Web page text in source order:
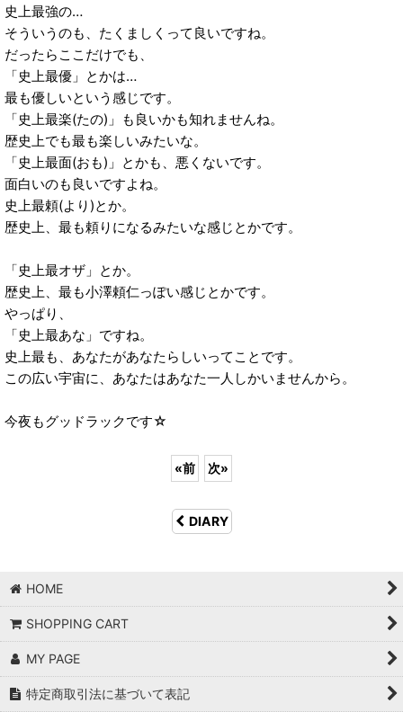
史上最強の…
そういうのも、たくましくって良いですね。
だったらここだけでも、
「史上最優」とかは…
最も優しいという感じです。
「史上最楽(たの)」も良いかも知れませんね。
歴史上でも最も楽しいみたいな。
「史上最面(おも)」とかも、悪くないです。
面白いのも良いですよね。
史上最頼(より)とか。
歴史上、最も頼りになるみたいな感じとかです。
「史上最オザ」とか。
歴史上、最も小澤頼仁っぽい感じとかです。
やっぱり、
「史上最あな」ですね。
史上最も、あなたがあなたらしいってことです。
この広い宇宙に、あなたはあなた一人しかいませんから。
今夜もグッドラックです☆
«前 次»
DIARY
HOME
SHOPPING CART
MY PAGE
特定商取引法に基づいて表記